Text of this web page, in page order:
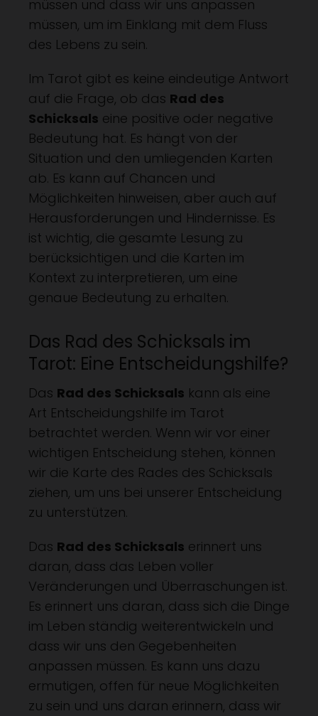
müssen und dass wir uns anpassen
müssen, um im Einklang mit dem Fluss
des Lebens zu sein.
Im Tarot gibt es keine eindeutige Antwort
auf die Frage, ob das Rad des
Schicksals eine positive oder negative
Bedeutung hat. Es hängt von der
Situation und den umliegenden Karten
ab. Es kann auf Chancen und
Möglichkeiten hinweisen, aber auch auf
Herausforderungen und Hindernisse. Es
ist wichtig, die gesamte Lesung zu
berücksichtigen und die Karten im
Kontext zu interpretieren, um eine
genaue Bedeutung zu erhalten.
Das Rad des Schicksals im
Tarot: Eine Entscheidungshilfe?
Das Rad des Schicksals kann als eine
Art Entscheidungshilfe im Tarot
betrachtet werden. Wenn wir vor einer
wichtigen Entscheidung stehen, können
wir die Karte des Rades des Schicksals
ziehen, um uns bei unserer Entscheidung
zu unterstützen.
Das Rad des Schicksals erinnert uns
daran, dass das Leben voller
Veränderungen und Überraschungen ist.
Es erinnert uns daran, dass sich die Dinge
im Leben ständig weiterentwickeln und
dass wir uns den Gegebenheiten
anpassen müssen. Es kann uns dazu
ermutigen, offen für neue Möglichkeiten
zu sein und uns daran erinnern, dass wir